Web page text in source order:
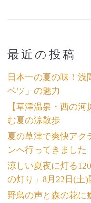
最近の投稿
日本一の夏の味！浅
ベツ」の魅力
【草津温泉・西の
む夏の涼散歩
夏の草津で爽快アク
ンへ行ってきました
涼しい夏夜に灯る
の灯り」8月22日(土)
野鳥の声と森の花に